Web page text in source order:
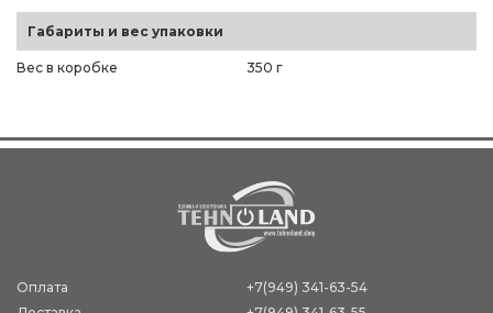
Габариты и вес упаковки
Вес в коробке 350 г
Оплата
+7(949) 341-63-54